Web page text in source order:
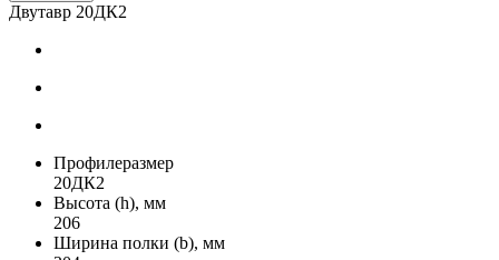
Двутавр 20ДК2
Профилеразмер
20ДК2
Высота (h), мм
206
Ширина полки (b), мм